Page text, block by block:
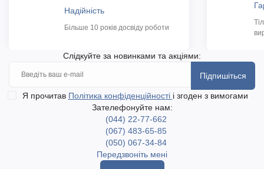
Надійність
Більше 10 років досвіду роботи
Слідкуйте за новинками та акціями:
Підпишіться
Я прочитав Політика конфіденційності і згоден з вимогами
Зателефонуйте нам:
(044) 22-77-662
(067) 483-65-85
(050) 067-34-84
Передзвоніть мені